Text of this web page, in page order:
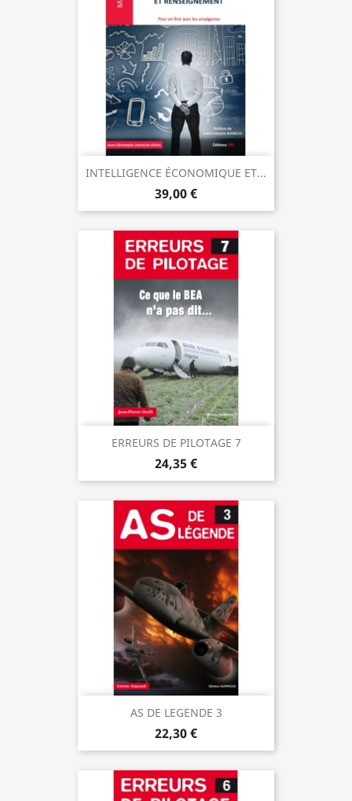
INTELLIGENCE ÉCONOMIQUE ET...
39,00 €
ERREURS DE PILOTAGE 7
24,35 €
AS DE LEGENDE 3
22,30 €